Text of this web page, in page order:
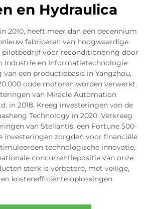
en Hydraulica
2010, heeft meer dan een decennium
fabriceren van hoogwaardige
pilotbedrijf voor reconditionering door
Industrie en Informatietechnologie
van een productiebasis in Yangzhou,
oude motoren worden verwerkt.
van Miracle Automation
in 2018. Kreeg investeringen van de
Technology in 2020. Verkreeg
van Stellantis, een Fortune 500-
investeringen zorgden voor financiële
technologische innovatie,
concurrentiepositie van onze
sterk is verbeterd, met veilige,
kostenefficiënte oplossingen.